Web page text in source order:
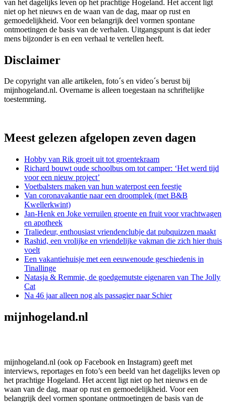
van het dagelijks leven op het prachtige Hogeland. Het accent ligt
niet op het nieuws en de waan van de dag, maar op rust en
gemoedelijkheid. Voor een belangrijk deel vormen spontane
ontmoetingen de basis van de verhalen. Uitgangspunt is dat ieder
mens bijzonder is en een verhaal te vertellen heeft.
Disclaimer
De copyright van alle artikelen, foto´s en video´s berust bij
mijnhogeland.nl. Overname is alleen toegestaan na schriftelijke
toestemming.
Meest gelezen afgelopen zeven dagen
Hobby van Rik groeit uit tot groentekraam
Richard bouwt oude schoolbus om tot camper: ‘Het werd tijd
voor een nieuw project’
Voetbalsters maken van hun waterpost een feestje
Van coronavakantie naar een droomplek (met B&B
Kwellerkwint)
Jan-Henk en Joke verruilen groente en fruit voor vrachtwagen
en apotheek
Traliedeur, enthousiast vriendenclubje dat pubquizzen maakt
Rashid, een vrolijke en vriendelijke vakman die zich hier thuis
voelt
Een vakantiehuisje met een eeuwenoude geschiedenis in
Tinallinge
Natasja & Remmie, de goedgemutste eigenaren van The Jolly
Cat
Na 46 jaar alleen nog als passagier naar Schier
mijnhogeland.nl
mijnhogeland.nl (ook op Facebook en Instagram) geeft met
interviews, reportages en foto’s een beeld van het dagelijks leven op
het prachtige Hogeland. Het accent ligt niet op het nieuws en de
waan van de dag, maar op rust en gemoedelijkheid. Voor een
belangrijk deel vormen spontane ontmoetingen de basis van de